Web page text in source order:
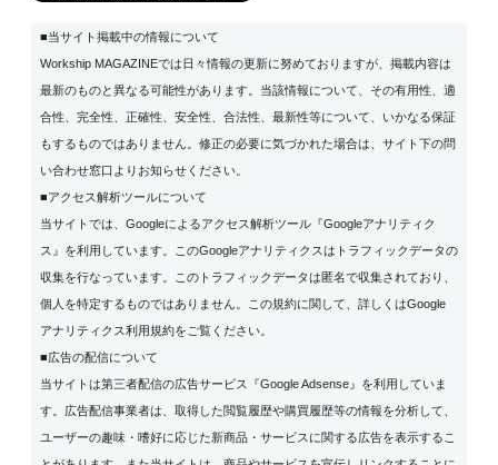
■当サイト掲載中の情報について
Workship MAGAZINEでは日々情報の更新に努めておりますが、掲載内容は
最新のものと異なる可能性があります。当該情報について、その有用性、適
合性、完全性、正確性、安全性、合法性、最新性等について、いかなる保証
もするものではありません。修正の必要に気づかれた場合は、サイト下の問
い合わせ窓口よりお知らせください。
■アクセス解析ツールについて
当サイトでは、Googleによるアクセス解析ツール『Googleアナリティク
ス』を利用しています。このGoogleアナリティクスはトラフィックデータの
収集を行なっています。このトラフィックデータは匿名で収集されており、
個人を特定するものではありません。この規約に関して、詳しくはGoogle
アナリティクス利用規約をご覧ください。
■広告の配信について
当サイトは第三者配信の広告サービス『Google Adsense』を利用していま
す。広告配信事業者は、取得した閲覧履歴や購買履歴等の情報を分析して、
ユーザーの趣味・嗜好に応じた新商品・サービスに関する広告を表示するこ